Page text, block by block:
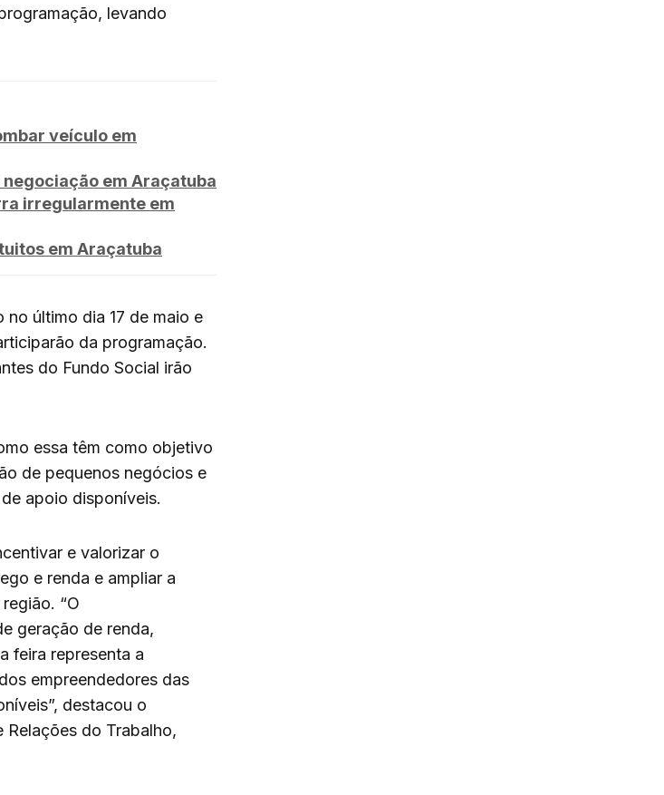
levando
veículo em
em Araçatuba
irregularmente em
em Araçatuba
último dia 17 de maio e
da programação.
do Fundo Social irão
essa têm como objetivo
de pequenos negócios e
apoio disponíveis.
e valorizar o
e renda e ampliar a
“O
geração de renda,
feira representa a
empreendedores das
destacou o
do Trabalho,